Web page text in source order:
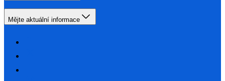
Mějte aktuální informace